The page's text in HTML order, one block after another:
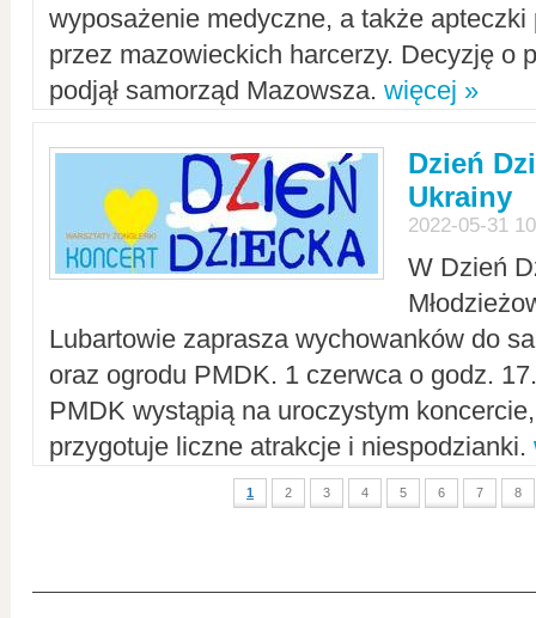
wyposażenie medyczne, a także apteczki
przez mazowieckich harcerzy. Decyzję o
podjął samorząd Mazowsza. więcej »
Dzień
Ukrainy
2022-05-31
W Dzień
Lubartowie zaprasza wychowanków do
oraz ogrodu PMDK. 1 czerwca o godz.
PMDK wystąpią na uroczystym
przygotuje liczne atrakcje i niespodzianki.
1 2 3 4 5 6 7 8